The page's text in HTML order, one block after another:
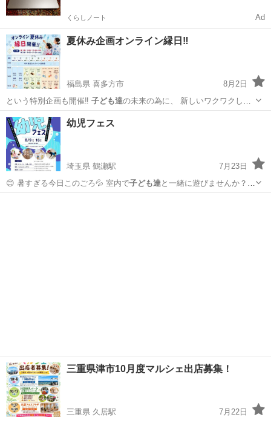
くらしノート Ad
夏休み企画オンライン縁日‼️
福島県 喜多方市
8月2日
という特別企画も開催‼️ 子ども達の未来の為に、 新しいワクワクし
た…
福島 喜多方市
幼児フェス
埼玉県 鶴瀬駅
7月23日
😊 暑すぎる今日このごろ💦 室内で子ども達と一緒に遊びませんか？
お友達やご家…
三重県津市10月度マルシェ出店募集！
三重県 久居駅
7月22日